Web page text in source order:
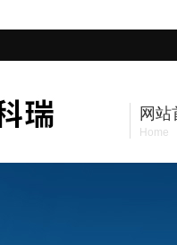
网站
Home